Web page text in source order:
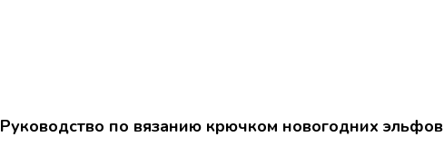
Руководство по вязанию крючком новогодних эльфов